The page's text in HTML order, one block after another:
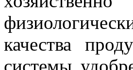
качества
системы